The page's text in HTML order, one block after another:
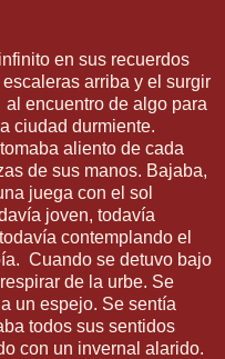
en sus recuerdos
arriba y el surgir
al encuentro de algo para
ciudad durmiente.
aliento de cada
de sus manos. Bajaba,
juega con el sol
joven, todavía
contemplando el
Cuando se detuvo bajo
de la urbe. Se
un espejo. Se sentía
todos sus sentidos
con un invernal alarido.